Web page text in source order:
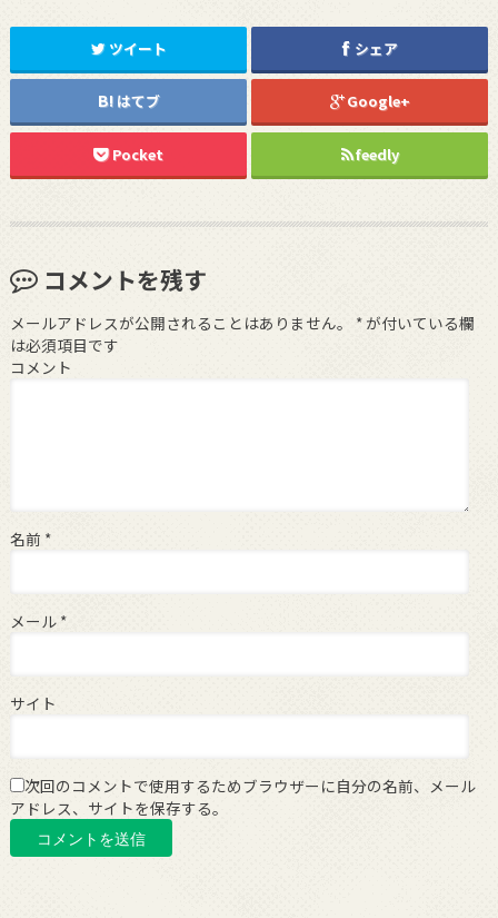
ツイート シェア
はてブ Google+
Pocket feedly
コメントを残す
メールアドレスが公開されることはありません。 *が付いている欄
は必須項目です
コメント
名前 *
メール *
サイト
次回のコメントで使用するためブラウザーに自分の名前、メール
アドレス、サイトを保存する。